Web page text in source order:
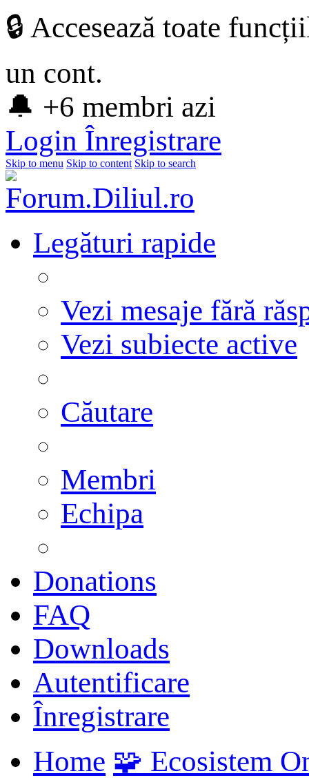
🔒 Accesează toate
un cont.
🔔 +6 membri azi
Login Înregistrare
Skip to menu Skip to content Skip to search
Legături rapide
Vezi mesaje fără
Vezi subiecte active
Căutare
Membri
Echipa
Donations
FAQ
Downloads
Autentificare
Înregistrare
Home 🧩 Ecosistem